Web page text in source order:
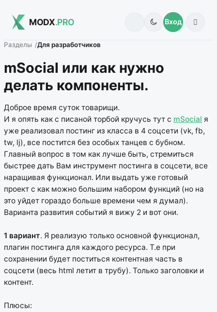
MODX.PRO Вход
Разделы Для разработчиков
mSocial или как нужно
делать компоненты.
Доброе время суток товарищи.
И я опять как с писаной торбой кручусь тут с mSocial я
уже реализовал постинг из класса в 4 соцсети (vk, fb,
tw, lj), все постится без особых танцев с бубном.
Главный вопрос в том как лучше быть, стремиться
быстрее дать Вам инструмент постинга в соцсети, все
наращивая функционал. Или выдать уже готовый
проект с как можно большим набором функций (но на
это уйдет гораздо больше времени чем я думал).
Варианта развития событий я вижу 2 и вот они.
1 вариант. Я реализую только основной функционал,
плагин постинга для каждого ресурса. Т.е при
сохранении будет поститься контентная часть в
соцсети (весь html летит в трубу). Только заголовки и
контент.
Плюсы: